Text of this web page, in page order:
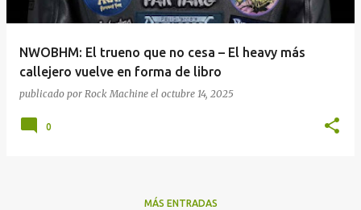
NWOBHM: El trueno que no cesa – El heavy más
callejero vuelve en forma de libro
publicado por Rock Machine el octubre 14, 2025
0
MÁS ENTRADAS